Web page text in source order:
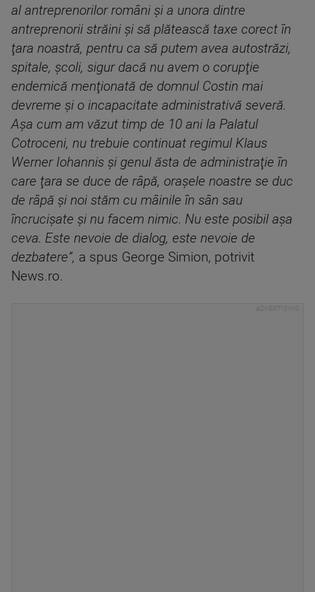
al antreprenorilor români şi a unora dintre
antreprenorii străini şi să plătească taxe corect în
ţara noastră, pentru ca să putem avea autostrăzi,
spitale, şcoli, sigur dacă nu avem o corupţie
endemică menţionată de domnul Costin mai
devreme şi o incapacitate administrativă severă.
Aşa cum am văzut timp de 10 ani la Palatul
Cotroceni, nu trebuie continuat regimul Klaus
Werner Iohannis şi genul ăsta de administraţie în
care ţara se duce de râpă, oraşele noastre se duc
de râpă şi noi stăm cu mâinile în sân sau
încrucişate şi nu facem nimic. Nu este posibil aşa
ceva. Este nevoie de dialog, este nevoie de
dezbatere”, a spus George Simion, potrivit
News.ro.